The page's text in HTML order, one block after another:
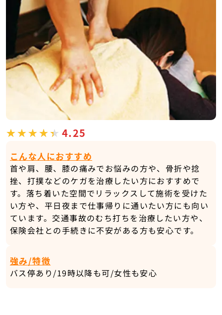
4.25
こんな人におすすめ
首や肩、腰、膝の痛みでお悩みの方や、骨折や捻
挫、打撲などのケガを治療したい方におすすめで
す。落ち着いた空間でリラックスして施術を受けた
い方や、平日夜まで仕事帰りに通いたい方にも向い
ています。交通事故のむち打ちを治療したい方や、
保険会社との手続きに不安がある方も安心です。
強み/特徴
バス停あり/19時以降も可/女性も安心